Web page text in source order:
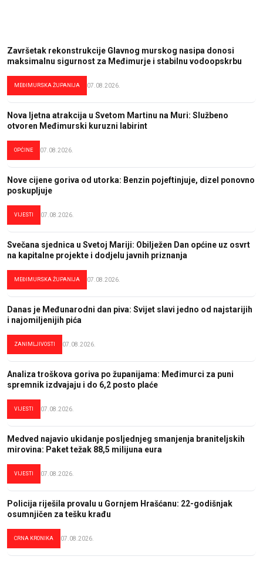
Završetak rekonstrukcije Glavnog murskog nasipa donosi
maksimalnu sigurnost za Međimurje i stabilnu vodoopskrbu
MEĐIMURSKA ŽUPANIJA 07.08.2026.
Nova ljetna atrakcija u Svetom Martinu na Muri: Službeno
otvoren Međimurski kuruzni labirint
OPĆINE 07.08.2026.
Nove cijene goriva od utorka: Benzin pojeftinjuje, dizel ponovno
poskupljuje
VIJESTI 07.08.2026.
Svečana sjednica u Svetoj Mariji: Obilježen Dan općine uz osvrt
na kapitalne projekte i dodjelu javnih priznanja
MEĐIMURSKA ŽUPANIJA 07.08.2026.
Danas je Međunarodni dan piva: Svijet slavi jedno od najstarijih
i najomiljenijih pića
ZANIMLJIVOSTI 07.08.2026.
Analiza troškova goriva po županijama: Međimurci za puni
spremnik izdvajaju i do 6,2 posto plaće
VIJESTI 07.08.2026.
Medved najavio ukidanje posljednjeg smanjenja braniteljskih
mirovina: Paket težak 88,5 milijuna eura
VIJESTI 07.08.2026.
Policija riješila provalu u Gornjem Hrašćanu: 22-godišnjak
osumnjičen za tešku krađu
CRNA KRONIKA 07.08.2026.